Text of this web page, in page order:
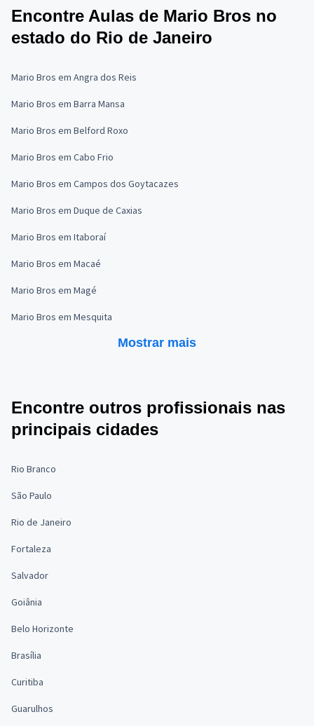
Encontre Aulas de Mario Bros no
estado do Rio de Janeiro
Mario Bros em Angra dos Reis
Mario Bros em Barra Mansa
Mario Bros em Belford Roxo
Mario Bros em Cabo Frio
Mario Bros em Campos dos Goytacazes
Mario Bros em Duque de Caxias
Mario Bros em Itaboraí
Mario Bros em Macaé
Mario Bros em Magé
Mario Bros em Mesquita
Mostrar mais
Encontre outros profissionais nas
principais cidades
Rio Branco
São Paulo
Rio de Janeiro
Fortaleza
Salvador
Goiânia
Belo Horizonte
Brasília
Curitiba
Guarulhos